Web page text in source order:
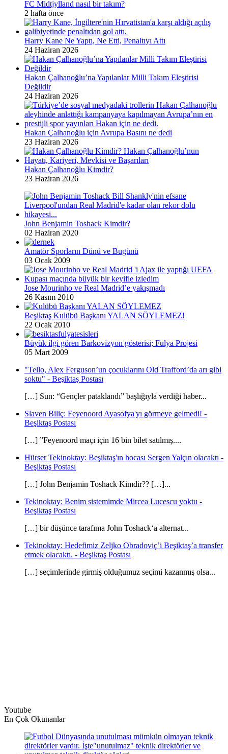
FC Midtjylland nasıl bir takım?
2 hafta önce
Harry Kane Ne Yaptı, Ne Etti, Penaltıyı Attı
24 Haziran 2026
Hakan Çalhanoğlu’na Yapılanlar Milli Takım Eleştirisi
Değildir
24 Haziran 2026
Hakan Çalhanoğlu için Avrupa Basını ne dedi
23 Haziran 2026
Hakan Çalhanoğlu Kimdir?
23 Haziran 2026
John Benjamin Toshack Kimdir?
02 Haziran 2020
Amatör Sporların Dünü ve Bugünü
03 Ocak 2009
Jose Mourinho ve Real Madrid’e yakışmadı
26 Kasım 2010
Beşiktaş Kulübü Başkanı YALAN SÖYLEMEZ!
22 Ocak 2010
Büyük ilgi gören Barkovizyon gösterisi; Fulya Projesi
05 Mart 2009
"Tello, Alex Ferguson’un çocuklarını Old Trafford’da arı gibi
soktu" - Beşiktaş Postası
[…] Sun: “Gençler pataklandı” başlığıyla verdiği haber...
Slaven Biliç: Feyenoord Ayasofya'yı görmeye gelmedi! -
Beşiktaş Postası
[…] ”Feyenoord maçı için 16 bin bilet satılmış....
Hürser Tekinoktay: Beşiktaş'ın hocası Sergen Yalçın olacaktı -
Beşiktaş Postası
[…] John Benjamin Toshack Kimdir?? […]...
Tekinoktay: Benim sistemimde Mircea Lucescu yoktu -
Beşiktaş Postası
[…] bir düşünce tarafıma John Toshack‘a alternat...
Tekinoktay: Hedefimiz Zeljko Obradoviç’i Beşiktaş’a transfer
etmek olacaktı. - Beşiktaş Postası
[…] seçimlerinde girmiş olduğumuz seçimi kazanmış olsa...
Youtube
En Çok Okunanlar